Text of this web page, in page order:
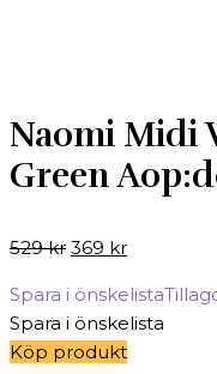
Naomi Midi
Green
529kr Det
priset
var:
529 kr.
369 krDet
priset
är:
369 kr.
Spara i önskelista
Spara i önskelista
Köp produkt